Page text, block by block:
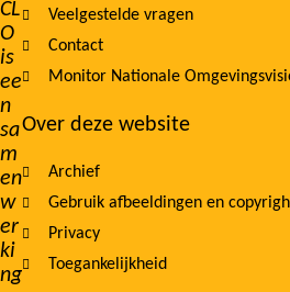
CL
O
is
ee
n
sa
m
en
w
er
ki
ng
Veelgestelde vragen
Contact
Monitor Nationale
Over deze website
Archief
Gebruik afbeeldingen en
Privacy
Toegankelijkheid